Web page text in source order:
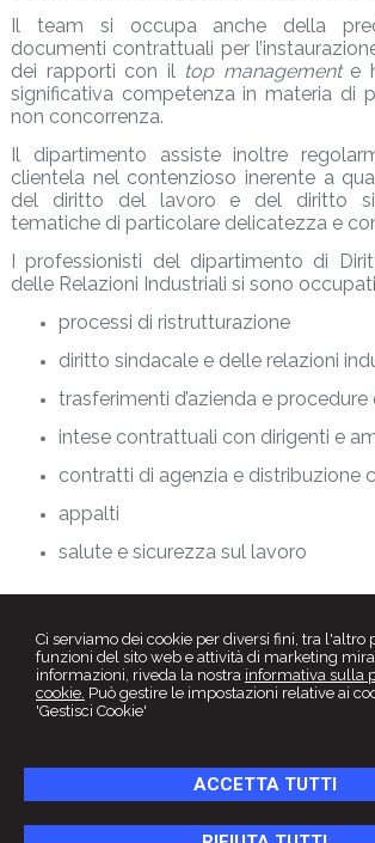
Ci serviamo dei cookie per diversi fini, tra l'altro
funzioni del sito web e attività di marketing
informazioni, riveda la nostra informativa sulla
cookie. Può gestire le impostazioni relative ai
'Gestisci Cookie'
ACCETTA TUTTI
Il team si occupa anche della
documenti contrattuali per
dei rapporti con il top managemente
significativa competenza in materia di
non concorrenza.
Il dipartimento assiste inoltre
clientela nel contenzioso inerente a
del diritto del lavoro e del diritto
tematiche di particolare delicatezza e
I professionisti del dipartimento di
delle Relazioni Industriali si sono
processi di ristrutturazione
diritto sindacale e delle relazioni
trasferimenti d’azienda e
intese contrattuali con dirigenti e
contratti di agenzia e distribuzione
appalti
salute e sicurezza sul lavoro